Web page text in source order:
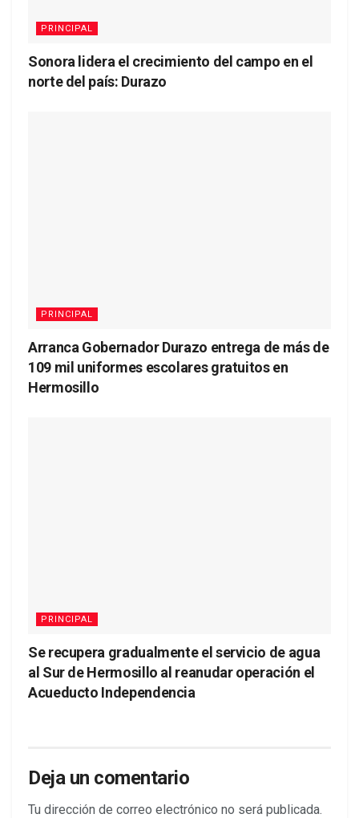
PRINCIPAL
Sonora lidera el crecimiento del campo en el
norte del país: Durazo
PRINCIPAL
Arranca Gobernador Durazo entrega de más de
109 mil uniformes escolares gratuitos en
Hermosillo
PRINCIPAL
Se recupera gradualmente el servicio de agua
al Sur de Hermosillo al reanudar operación el
Acueducto Independencia
Deja un comentario
Tu dirección de correo electrónico no será publicada.